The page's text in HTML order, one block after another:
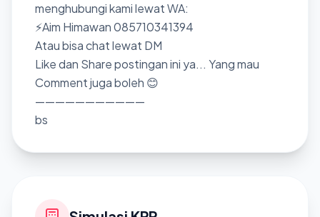
menghubungi kami lewat WA:
⚡Aim Himawan 085710341394
Atau bisa chat lewat DM
Like dan Share postingan ini ya... Yang mau
Comment juga boleh 😊
———————————
bs